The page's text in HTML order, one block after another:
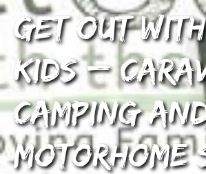
Get OUT
KIDS –
Camping
Motorhome